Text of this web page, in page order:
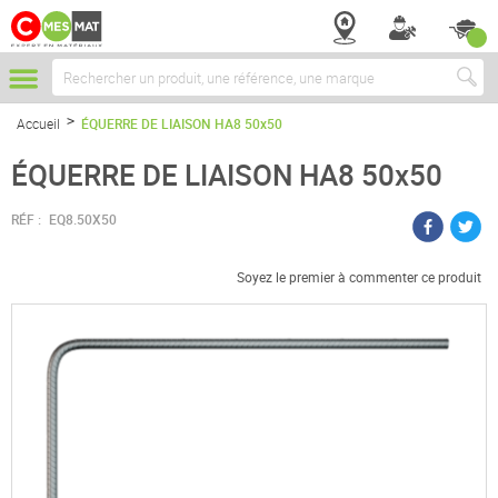
Chercher
Accueil ÉQUERRE DE LIAISON HA8 50x50
ÉQUERRE DE LIAISON HA8 50x50
RÉF : EQ8.50X50
Soyez le premier à commenter ce produit
Passer